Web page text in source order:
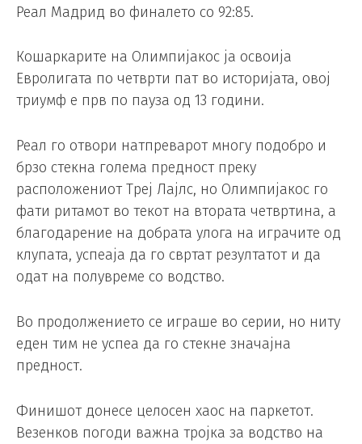
Реал Мадрид во финалето со 92:85.
Кошаркарите на Олимпијакос ја освоија
Евролигата по четврти пат во историјата, овој
триумф е прв по пауза од 13 години.
Реал го отвори натпреварот многу подобро и
брзо стекна голема предност преку
расположениот Треј Лајлс, но Олимпијакос го
фати ритамот во текот на втората четвртина, а
благодарение на добрата улога на играчите од
клупата, успеаја да го свртат резултатот и да
одат на полувреме со водство.
Во продолжението се играше во серии, но ниту
еден тим не успеа да го стекне значајна
предност.
Финишот донесе целосен хаос на паркетот.
Везенков погоди важна тројка за водство на